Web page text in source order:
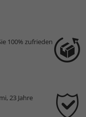
100% zufrieden
23 Jahre